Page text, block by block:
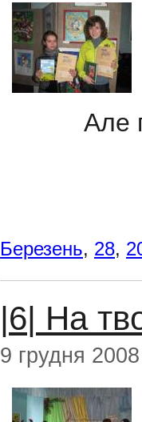
Але
Березень, 28,
|6| На
9 грудня 2008